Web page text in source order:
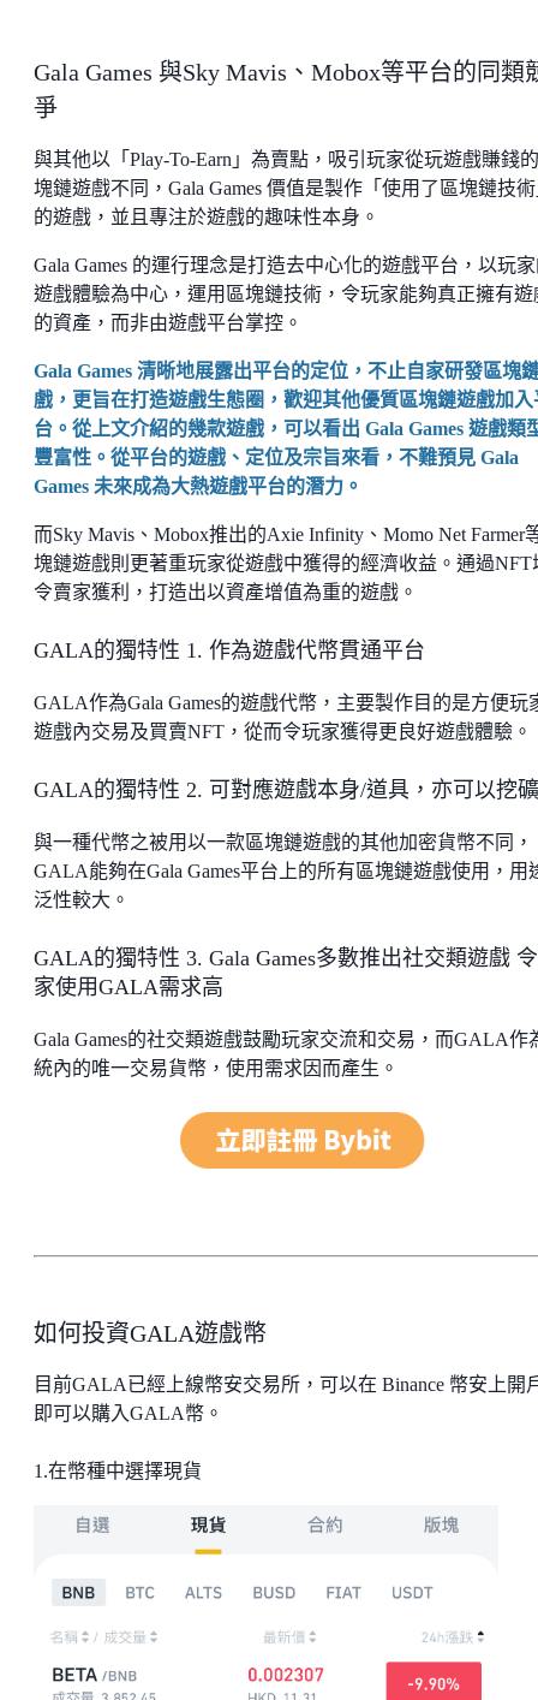
Gala Games 與Sky Mavis、Mobox等平台的同類
爭
與其他以「Play-To-Earn」為賣點，吸引玩家從玩遊戲賺錢
塊鏈遊戲不同，Gala Games 價值是製作「使用了區塊鏈技
的遊戲，並且專注於遊戲的趣味性本身。
Gala Games 的運行理念是打造去中心化的遊戲平台，以玩
遊戲體驗為中心，運用區塊鏈技術，令玩家能夠真正擁有遊
的資產，而非由遊戲平台掌控。
Gala Games 清晰地展露出平台的定位，不止自家研發區塊
戲，更旨在打造遊戲生態圈，歡迎其他優質區塊鏈遊戲加入
台。從上文介紹的幾款遊戲，可以看出 Gala Games 遊戲類
豐富性。從平台的遊戲、定位及宗旨來看，不難預見 Gala
Games 未來成為大熱遊戲平台的潛力。
而Sky Mavis、Mobox推出的Axie Infinity、Momo Net Farmer
塊鏈遊戲則更著重玩家從遊戲中獲得的經濟收益。通過NFT
令賣家獲利，打造出以資產增值為重的遊戲。
GALA的獨特性 1. 作為遊戲代幣貫通平台
GALA作為Gala Games的遊戲代幣，主要製作目的是方便玩
遊戲內交易及買賣NFT，從而令玩家獲得更良好遊戲體驗。
GALA的獨特性 2. 可對應遊戲本身/道具，亦可以挖礦
與一種代幣之被用以一款區塊鏈遊戲的其他加密貨幣不同，
GALA能夠在Gala Games平台上的所有區塊鏈遊戲使用，用
泛性較大。
GALA的獨特性 3. Gala Games多數推出社交類遊戲
家使用GALA需求高
Gala Games的社交類遊戲鼓勵玩家交流和交易，而GALA作
統內的唯一交易貨幣，使用需求因而產生。
如何投資GALA遊戲幣
目前GALA已經上線幣安交易所，可以在 Binance 幣安上開
即可以購入GALA幣。
1.在幣種中選擇現貨